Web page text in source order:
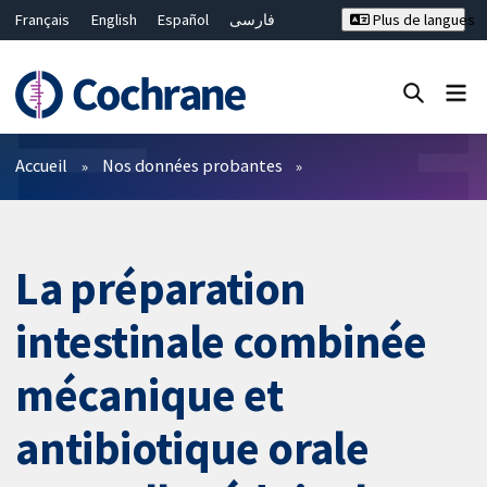
Français English Español
فارسی
Bahasa Malaysia
ไทย
繁體中文
简体中文
Plus de langues
Filtres
Accueil Nos données probantes
La préparation
intestinale combinée
mécanique et
antibiotique orale